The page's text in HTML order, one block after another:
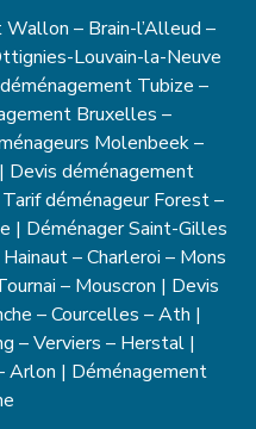
– Brain-l’Alleud –
Louvain-la-Neuve
Tubize –
Bruxelles –
Molenbeek –
déménagement
déménageur Forest –
| Déménager Saint-Gilles
– Charleroi – Mons
– Mouscron | Devis
– Courcelles – Ath |
– Verviers – Herstal |
Arlon | Déménagement